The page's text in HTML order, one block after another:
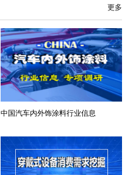
更多
中国汽车内外饰涂料行业信息